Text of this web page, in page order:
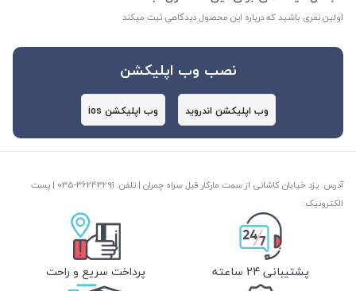
اولین نفری باشید که درباره این محصول دیدگاهی ثبت میکند
نصب وب اپلیکشن
وب اپلیکشن اندروید وب اپلیکشن ios
آدرس: یزد خیابان کاشانی از سمت مارکار قبل سراه چمران | تلفن: ‎035-36243291 | پست
الکترونیک:
پشتیبانی 24 ساعته پرداخت سریع و راحت